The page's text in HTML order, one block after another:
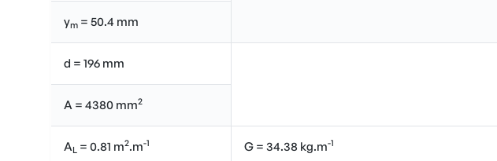
ym = 50.4 mm
d = 196 mm
A = 4380 mm2
AL = 0.81 m2.m-1 G = 34.38 kg.m-1